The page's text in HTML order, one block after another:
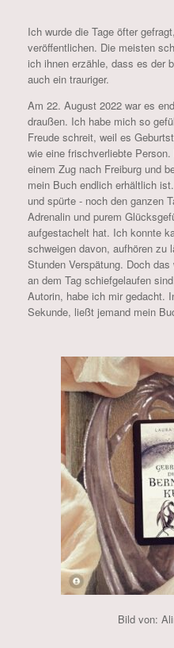
Ich wurde die Tage öfter
veröffentlichen. Die meisten
ich ihnen erzähle, dass es der
auch ein trauriger.
Am 22. August 2022 war es
draußen. Ich habe mich so
Freude schreit, weil es
wie eine frischverliebte
einem Zug nach Freiburg und
mein Buch endlich erhältlich
und spürte - noch den ganzen
Adrenalin und purem
aufgestachelt hat. Ich konnte
schweigen davon, aufhören zu
Stunden Verspätung. Doch
an dem Tag schiefgelaufen
Autorin, habe ich mir gedacht.
Sekunde, ließt jemand mein
Bild von: